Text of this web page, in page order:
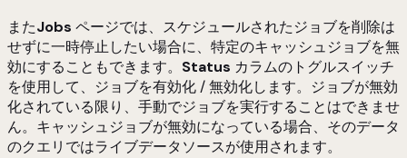
またJobs ページでは、スケジュールされたジョブを削除は
せずに一時停止したい場合に、特定のキャッシュジョブを無
効にすることもできます。 Status カラムのトグルスイッチ
を使用して、ジョブを有効化 / 無効化します。ジョブが無効
化されている限り、手動でジョブを実行することはできませ
ん。キャッシュジョブが無効になっている場合、そのデータ
のクエリではライブデータソースが使用されます。